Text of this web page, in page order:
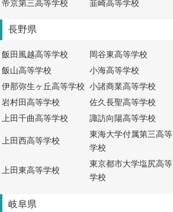
帝京第三高等学校
韮崎高等学校
長野県
飯田風越高等学校 岡谷東高等学校
飯山高等学校
小海高等学校
伊那弥生ヶ丘高等学校 小諸商業高等学校
岩村田高等学校
佐久長聖高等学校
上田千曲高等学校
諏訪向陽高等学校
上田西高等学校
東海大学付属第三高等
学校
上田東高等学校
東京都市大学塩尻高等
学校
岐阜県